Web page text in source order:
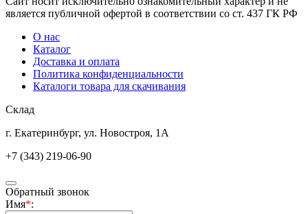
является публичной офертой в соответствии со ст. 437 ГК РФ
О нас
Каталог
Доставка и оплата
Политика конфиденциальности
Каталоги товара для скачивания
Склад
г. Екатеринбург, ул. Новостроя, 1А
+7 (343) 219-06-90
Обратный звонок
Имя*: